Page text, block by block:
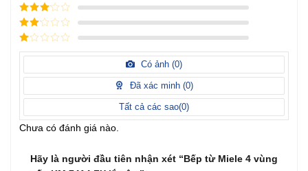
4/ 5
điểm
3/ 5
điểm
2/
điểm
1
điểm
Có ảnh (0)
Đã xác minh (0)
Tất cả các sao(0)
Chưa có đánh giá nào.
Hãy là người đầu tiên nhận xét “Bếp từ Miele 4 vùng